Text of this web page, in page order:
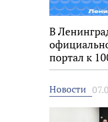
В
портал к
Новости